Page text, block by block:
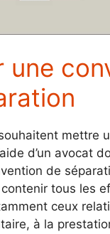
une
mettre
d’un avocat
de
tous les
ceux
à la